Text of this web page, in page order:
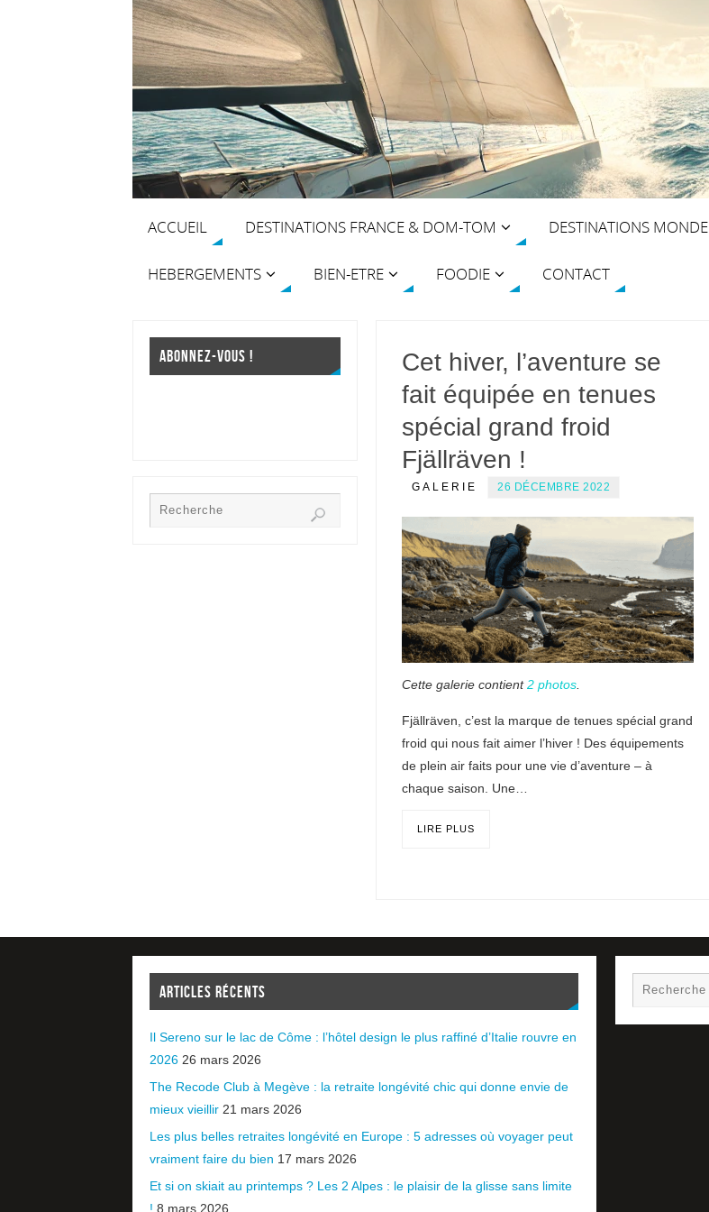
ACCUEIL DESTINATIONS FRANCE & DOM-TOM DESTINATIONS MONDE
HEBERGEMENTS BIEN-ETRE FOODIE CONTACT
Cet hiver, l’aventure se
fait équipée en tenues
spécial grand froid
Fjällräven !
GALERIE 26 DÉCEMBRE 2022
Cette galerie contient2 photos
Fjällräven, c’est la marque de tenues spécial grand
froid qui nous fait aimer l’hiver ! Des équipements
de plein air faits pour une vie d’aventure – à
chaque saison. Une…
LIRE PLUS
ABONNEZ-VOUS !
ARTICLES RÉCENTS
Il Sereno sur le lac de Côme : l’hôtel design le plus raffiné d’Italie rouvre en
2026 26 mars 2026
The Recode Club à Megève : la retraite longévité chic qui donne envie de
mieux vieillir 21 mars 2026
Les plus belles retraites longévité en Europe : 5 adresses où voyager peut
vraiment faire du bien 17 mars 2026
Et si on skiait au printemps ? Les 2 Alpes : le plaisir de la glisse sans limite
! 8 mars 2026